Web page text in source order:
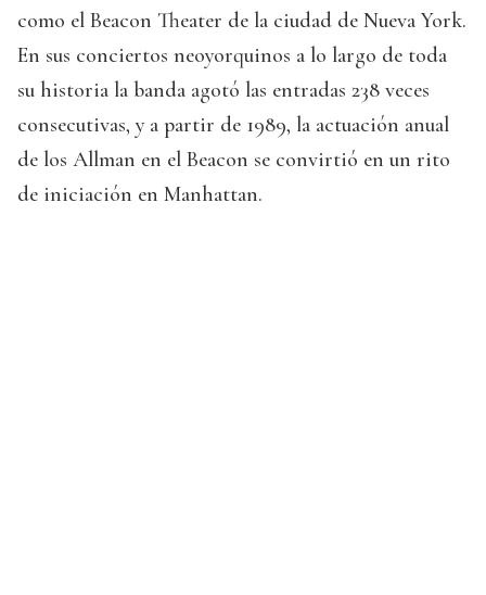
como el Beacon Theater de la ciudad de Nueva York.
En sus conciertos neoyorquinos a lo largo de toda
su historia la banda agotó las entradas 238 veces
consecutivas, y a partir de 1989, la actuación anual
de los Allman en el Beacon se convirtió en un rito
de iniciación en Manhattan.